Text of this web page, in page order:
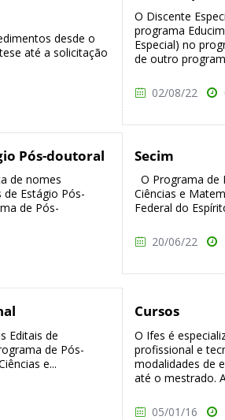
desde o
até a solicitação
O Discente
programa
Especial) no
de outro
02/08/22
Pós-doutoral
de nomes
Estágio Pós-
de Pós-
Secim
O Programa de
Ciências e
Federal do
20/06/22
Editais de
de Pós-
e...
Cursos
O Ifes é
profissional e
modalidades de
até o mestrado.
05/01/16